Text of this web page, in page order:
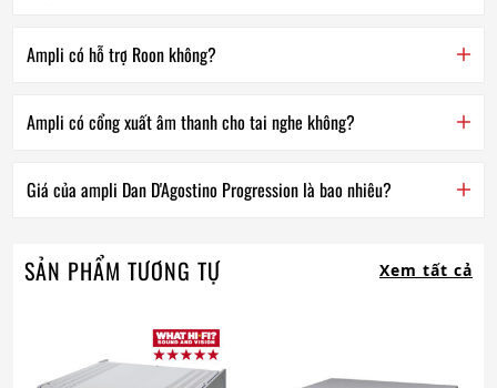
Ampli có hỗ trợ Roon không?
Ampli có cổng xuất âm thanh cho tai nghe không?
Giá của ampli Dan D'Agostino Progression là bao nhiêu?
SẢN PHẨM TƯƠNG TỰ Xem tất cả